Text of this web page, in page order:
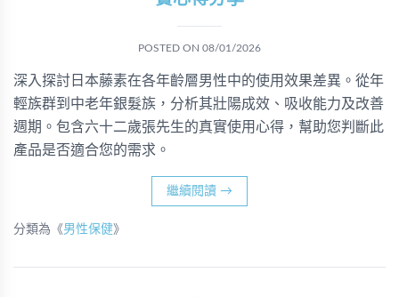
POSTED ON 08/01/2026
深入探討日本藤素在各年齡層男性中的使用效果差異。從年
輕族群到中老年銀髮族，分析其壯陽成效、吸收能力及改善
週期。包含六十二歲張先生的真實使用心得，幫助您判斷此
產品是否適合您的需求。
繼續閱讀 →
分類為《男性保健》